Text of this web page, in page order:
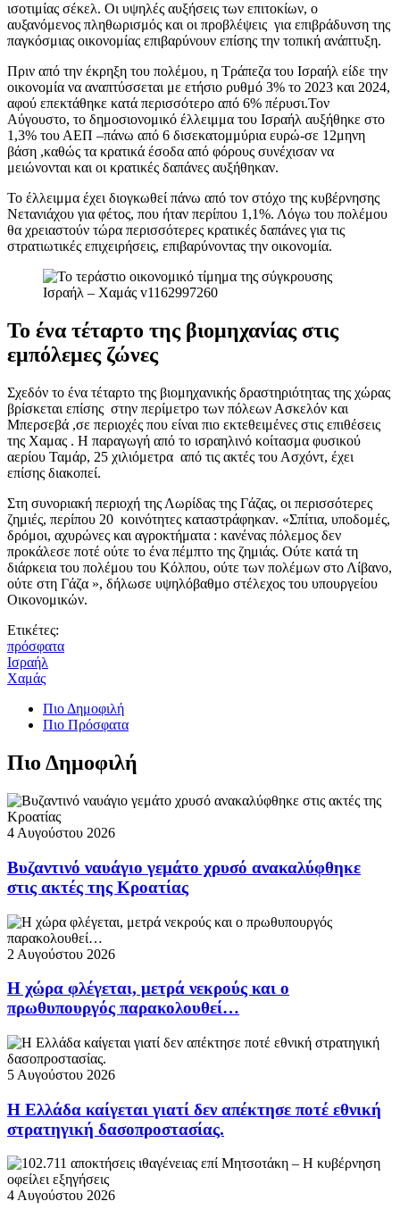
ισοτιμίας σέκελ. Οι υψηλές αυξήσεις των επιτοκίων, ο
αυξανόμενος πληθωρισμός και οι προβλέψεις για επιβράδυνση της
παγκόσμιας οικονομίας επιβαρύνουν επίσης την τοπική ανάπτυξη.
Πριν από την έκρηξη του πολέμου, η Τράπεζα του Ισραήλ είδε την
οικονομία να αναπτύσσεται με ετήσιο ρυθμό 3% το 2023 και 2024,
αφού επεκτάθηκε κατά περισσότερο από 6% πέρυσι.Τον
Αύγουστο, το δημοσιονομικό έλλειμμα του Ισραήλ αυξήθηκε στο
1,3% του ΑΕΠ –πάνω από 6 δισεκατομμύρια ευρώ-σε 12μηνη
βάση ,καθώς τα κρατικά έσοδα από φόρους συνέχισαν να
μειώνονται και οι κρατικές δαπάνες αυξήθηκαν.
Το έλλειμμα έχει διογκωθεί πάνω από τον στόχο της κυβέρνησης
Νετανιάχου για φέτος, που ήταν περίπου 1,1%. Λόγω του πολέμου
θα χρειαστούν τώρα περισσότερες κρατικές δαπάνες για τις
στρατιωτικές επιχειρήσεις, επιβαρύνοντας την οικονομία.
Το ένα τέταρτο της βιομηχανίας στις
εμπόλεμες ζώνες
Σχεδόν το ένα τέταρτο της βιομηχανικής δραστηριότητας της χώρας
βρίσκεται επίσης στην περίμετρο των πόλεων Ασκελόν και
Μπερσεβά ,σε περιοχές που είναι πιο εκτεθειμένες στις επιθέσεις
της Χαμας . Η παραγωγή από το ισραηλινό κοίτασμα φυσικού
αερίου Ταμάρ, 25 χιλιόμετρα από τις ακτές του Ασχόντ, έχει
επίσης διακοπεί.
Στη συνοριακή περιοχή της Λωρίδας της Γάζας, οι περισσότερες
ζημιές, περίπου 20 κοινότητες καταστράφηκαν. «Σπίτια, υποδομές,
δρόμοι, αχυρώνες και αγροκτήματα : κανένας πόλεμος δεν
προκάλεσε ποτέ ούτε το ένα πέμπτο της ζημιάς. Ούτε κατά τη
διάρκεια του πολέμου του Κόλπου, ούτε των πολέμων στο Λίβανο,
ούτε στη Γάζα », δήλωσε υψηλόβαθμο στέλεχος του υπουργείου
Οικονομικών.
Ετικέτες:
πρόσφατα
Ισραήλ
Χαμάς
Πιο Δημοφιλή
Πιο Πρόσφατα
Πιο Δημοφιλή
4 Αυγούστου 2026
Βυζαντινό ναυάγιο γεμάτο χρυσό ανακαλύφθηκε
στις ακτές της Κροατίας
2 Αυγούστου 2026
Η χώρα φλέγεται, μετρά νεκρούς και ο
πρωθυπουργός παρακολουθεί…
5 Αυγούστου 2026
Η Ελλάδα καίγεται γιατί δεν απέκτησε ποτέ εθνική
στρατηγική δασοπροστασίας.
4 Αυγούστου 2026